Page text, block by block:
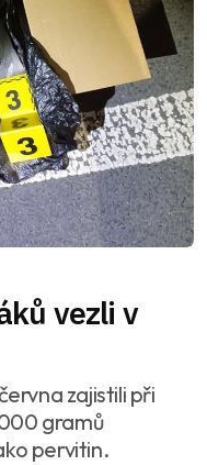
vezli v
zajistili při
gramů
pervitin.